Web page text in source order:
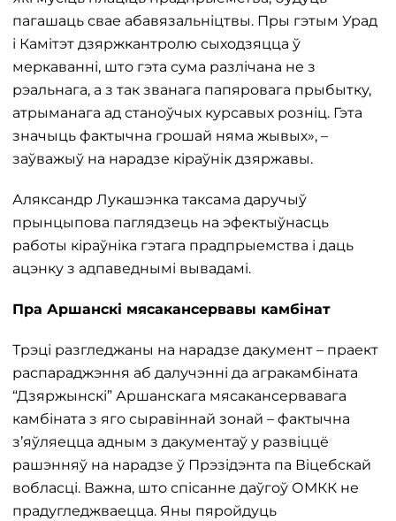
пагашаць свае абавязальніцтвы. Пры гэтым Урад
і Камітэт дзяржкантролю сыходзяцца ў
меркаванні, што гэта сума разлічана не з
рэальнага, а з так званага папяровага прыбытку,
атрыманага ад станоўчых курсавых розніц. Гэта
значыць фактычна грошай няма жывых», –
заўважыў на нарадзе кіраўнік дзяржавы.
Аляксандр Лукашэнка таксама даручыў
прынцыпова паглядзець на эфектыўнасць
работы кіраўніка гэтага прадпрыемства і даць
ацэнку з адпаведнымі вывадамі.
Пра Аршанскі мясакансервавы камбінат
Трэці разгледжаны на нарадзе дакумент – праект
распараджэння аб далучэнні да агракамбіната
“Дзяржынскі” Аршанскага мясакансервавага
камбіната з яго сыравіннай зонай – фактычна
з’яўляецца адным з дакументаў у развіццё
рашэнняў на нарадзе ў Прэзідэнта па Віцебскай
вобласці. Важна, што спісанне даўгоў ОМКК не
прадугледжваецца. Яны пяройдуць